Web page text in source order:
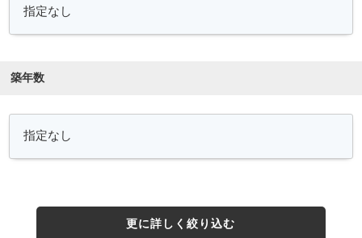
築年数
更に詳しく絞り込む